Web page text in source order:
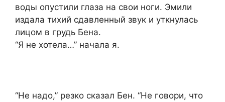
воды опустили глаза на свои ноги. Эмили
издала тихий сдавленный звук и уткнулась
лицом в грудь Бена.
“Я не хотела…” начала я.
“Не надо,” резко сказал Бен. “Не говори, что